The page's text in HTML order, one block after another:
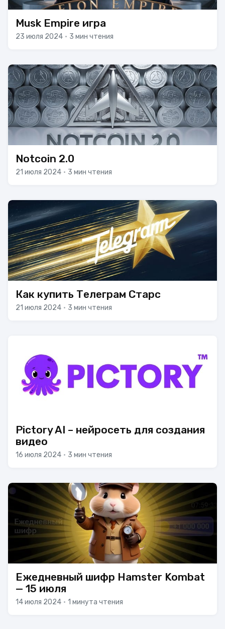
Musk Empire игра
23 июля 2024 • 3 мин чтения
Notcoin 2.0
21 июля 2024 • 3 мин чтения
Как купить Телеграм Старс
21 июля 2024 • 3 мин чтения
Pictory AI – нейросеть для создания
видео
16 июля 2024 • 3 мин чтения
Ежедневный шифр Hamster Kombat
— 15 июля
14 июля 2024 • 1 минута чтения